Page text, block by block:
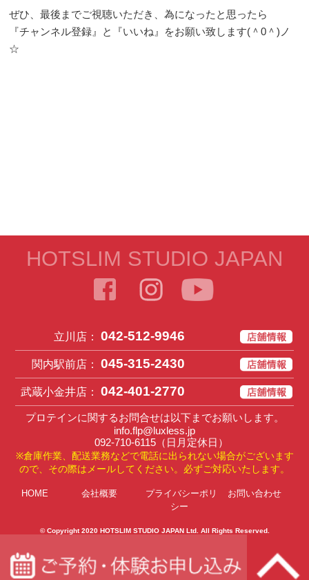
ぜひ、最後までご視聴いただき、為になったと思ったら
『チャンネル登録』と『いいね』をお願い致します(＾0＾)ノ
☆
HOTSLIM STUDIO JAPAN
立川店： 042-512-9946
関内駅前店： 045-315-2430
武蔵小金井店： 042-401-2770
プロテインに関するお問合せは以下までお願いします。
info.flp@luxless.jp
092-710-6115（日月定休日）
※倉庫作業、配送業務などで電話に出られない場合がございます
ので、その際はメールしてください。必ずご対応いたします。
HOME 会社概要
プライバシーポリ
シー
お問い合わせ
© Copyright 2020 HOTSLIM STUDIO JAPAN Ltd. All Rights Reserved.